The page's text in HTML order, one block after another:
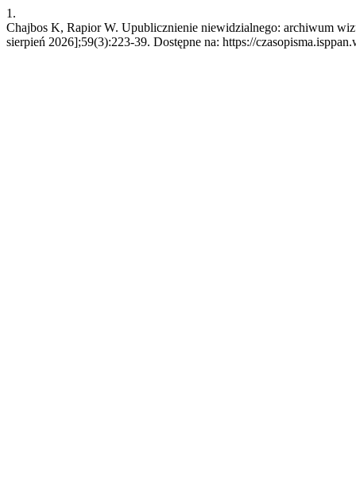
1.
Chajbos K, Rapior W. Upublicznienie niewidzialnego: archiwum
sierpień 2026];59(3):223-39. Dostępne na: https://